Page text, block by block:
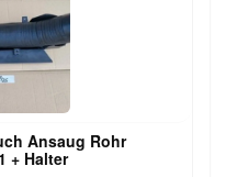
Ansaug Rohr
+ Halter